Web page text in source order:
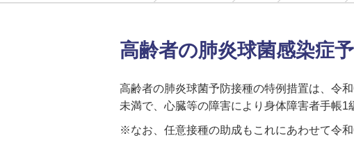
高齢者の肺炎球菌感染症
高齢者の肺炎球菌予防接種の特例措置は、令
未満で、心臓等の障害により身体障害者手帳1
※なお、任意接種の助成もこれにあわせて令和